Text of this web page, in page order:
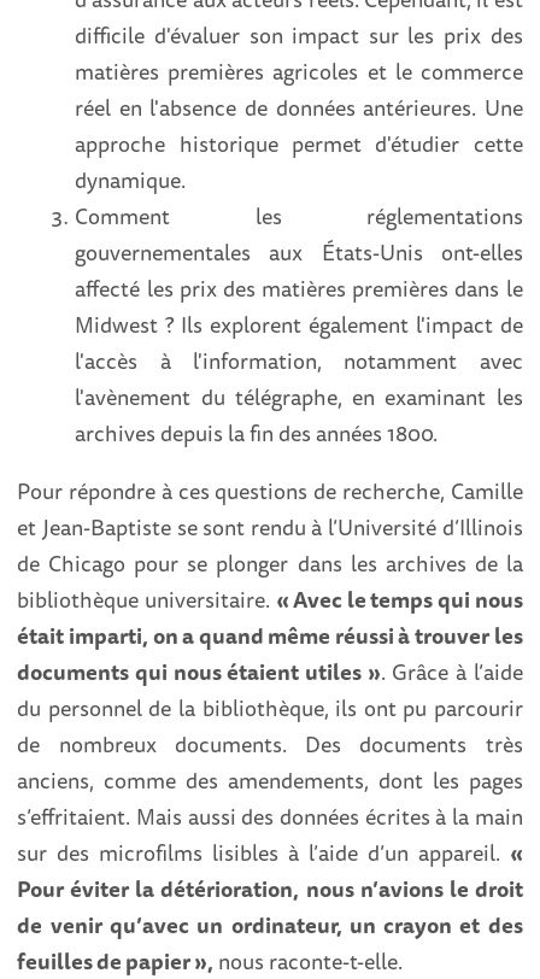
difficile d'évaluer son impact sur les prix des
matières premières agricoles et le commerce
réel en l'absence de données antérieures. Une
approche historique permet d'étudier cette
dynamique.
Comment les réglementations
gouvernementales aux États-Unis ont-elles
affecté les prix des matières premières dans le
Midwest ? Ils explorent également l'impact de
l'accès à l'information, notamment avec
l'avènement du télégraphe, en examinant les
archives depuis la fin des années 1800.
Pour répondre à ces questions de recherche, Camille
et Jean-Baptiste se sont rendu à l’Université d’Illinois
de Chicago pour se plonger dans les archives de la
bibliothèque universitaire. « Avec le temps qui nous
était imparti, on a quand même réussi à trouver les
documents qui nous étaient utiles ». Grâce à l’aide
du personnel de la bibliothèque, ils ont pu parcourir
de nombreux documents. Des documents très
anciens, comme des amendements, dont les pages
s’effritaient. Mais aussi des données écrites à la main
sur des microfilms lisibles à l’aide d’un appareil. «
Pour éviter la détérioration, nous n’avions le droit
de venir qu’avec un ordinateur, un crayon et des
feuilles de papier », nous raconte-t-elle.